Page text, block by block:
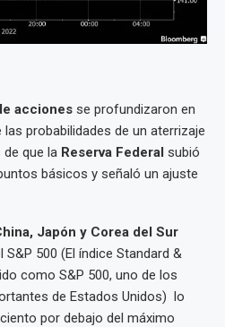
acciones se profundizaron en
probabilidades de un aterrizaje
que la Reserva Federal subió
básicos y señaló un ajuste
Japón y Corea del Sur
500 (El índice Standard &
como S&P 500, uno de los
de Estados Unidos) lo
por debajo del máximo